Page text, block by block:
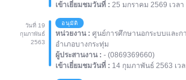
เข้าเยี่ยมชมวันที่ : 25 มกราคม 2569 เวลา
วันที่ 19
กุมภาพันธ์
2563
อนุมัติ
หน่วยงาน : ศูนย์การศึกษานอกระบบและก
อำเภอบางกระทุ่ม
ผู้ประสานงาน : - (0869369660)
เข้าเยี่ยมชมวันที่ : 14 กุมภาพันธ์ 2563 เว